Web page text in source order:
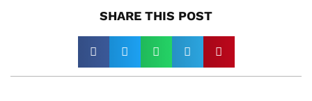
SHARE THIS POST​